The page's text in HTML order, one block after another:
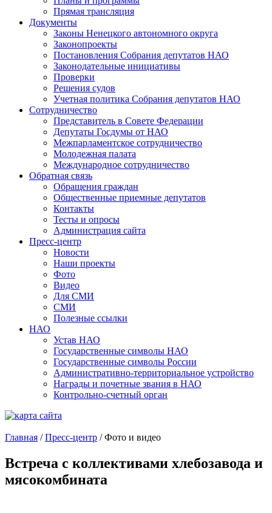
Прямая трансляция
Документы
Законы Ненецкого автономного округа
Законопроекты
Постановления Собрания депутатов НАО
Законодательные инициативы
Проверки
Решения судов
Учетная политика Собрания депутатов НАО
Сотрудничество
Представитель в Совете Федерации
Депутаты Госдумы от НАО
Межпарламентское сотрудничество
Молодежная палата
Международное сотрудничество
Обратная cвязь
Обращения граждан
Общественные приемные депутатов
Контакты
Тесты и опросы
Администрация сайта
Пресс-центр
Новости
Наши проекты
Фото
Видео
Для СМИ
СМИ
Полезные ссылки
НАО
Устав НАО
Государственные символы НАО
Государственные символы России
Административно-территориальное устройство
Награды и почетные звания в НАО
Контрольно-счетный орган
Главная /Пресс-центр /Фото и видео
Встреча с коллективами хлебозавода и
мясокомбината